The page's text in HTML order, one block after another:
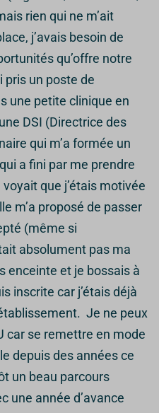
rien qui ne m’ait
j’avais besoin de
qu’offre notre
pris un poste de
une petite clinique en
DSI (Directrice des
qui m’a formée un
a fini par me prendre
que j’étais motivée
m’a proposé de passer
(même si
absolument pas ma
enceinte et je bossais à
inscrite car j’étais déjà
Je ne peux
car se remettre en mode
depuis des années ce
un beau parcours
une année d’avance